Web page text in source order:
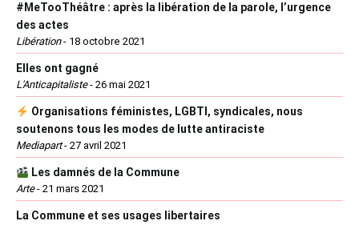
#MeTooThéâtre : après la libération de la parole, l’urgence
des actes
Libération- 18 octobre 2021
Elles ont gagné
L'Anticapitaliste- 26 mai 2021
Organisations féministes, LGBTI, syndicales, nous
soutenons tous les modes de lutte antiraciste
Mediapart- 27 avril 2021
Les damnés de la Commune
Arte- 21 mars 2021
La Commune et ses usages libertaires